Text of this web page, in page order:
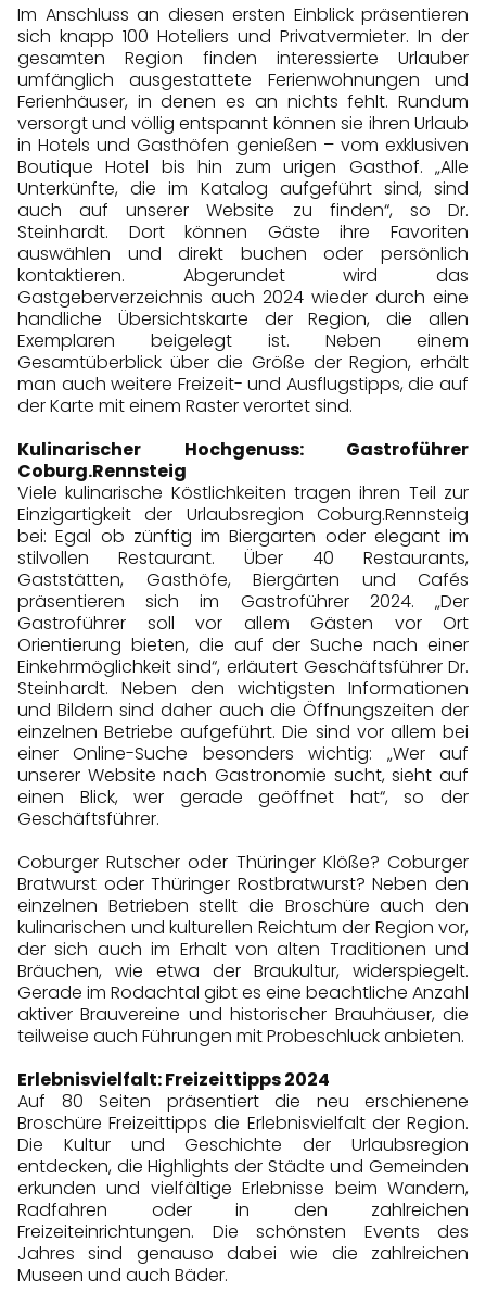
Im Anschluss an diesen ersten Einblick präsentieren
sich knapp 100 Hoteliers und Privatvermieter. In der
gesamten Region finden interessierte Urlauber
umfänglich ausgestattete Ferienwohnungen und
Ferienhäuser, in denen es an nichts fehlt. Rundum
versorgt und völlig entspannt können sie ihren Urlaub
in Hotels und Gasthöfen genießen – vom exklusiven
Boutique Hotel bis hin zum urigen Gasthof. „Alle
Unterkünfte, die im Katalog aufgeführt sind, sind
auch auf unserer Website zu finden“, so Dr.
Steinhardt. Dort können Gäste ihre Favoriten
auswählen und direkt buchen oder persönlich
kontaktieren. Abgerundet wird das
Gastgeberverzeichnis auch 2024 wieder durch eine
handliche Übersichtskarte der Region, die allen
Exemplaren beigelegt ist. Neben einem
Gesamtüberblick über die Größe der Region, erhält
man auch weitere Freizeit- und Ausflugstipps, die auf
der Karte mit einem Raster verortet sind.
Kulinarischer Hochgenuss: Gastroführer
Coburg.Rennsteig
Viele kulinarische Köstlichkeiten tragen ihren Teil zur
Einzigartigkeit der Urlaubsregion Coburg.Rennsteig
bei: Egal ob zünftig im Biergarten oder elegant im
stilvollen Restaurant. Über 40 Restaurants,
Gaststätten, Gasthöfe, Biergärten und Cafés
präsentieren sich im Gastroführer 2024. „Der
Gastroführer soll vor allem Gästen vor Ort
Orientierung bieten, die auf der Suche nach einer
Einkehrmöglichkeit sind“, erläutert Geschäftsführer Dr.
Steinhardt. Neben den wichtigsten Informationen
und Bildern sind daher auch die Öffnungszeiten der
einzelnen Betriebe aufgeführt. Die sind vor allem bei
einer Online-Suche besonders wichtig: „Wer auf
unserer Website nach Gastronomie sucht, sieht auf
einen Blick, wer gerade geöffnet hat“, so der
Geschäftsführer.
Coburger Rutscher oder Thüringer Klöße? Coburger
Bratwurst oder Thüringer Rostbratwurst? Neben den
einzelnen Betrieben stellt die Broschüre auch den
kulinarischen und kulturellen Reichtum der Region vor,
der sich auch im Erhalt von alten Traditionen und
Bräuchen, wie etwa der Braukultur, widerspiegelt.
Gerade im Rodachtal gibt es eine beachtliche Anzahl
aktiver Brauvereine und historischer Brauhäuser, die
teilweise auch Führungen mit Probeschluck anbieten.
Erlebnisvielfalt: Freizeittipps 2024
Auf 80 Seiten präsentiert die neu erschienene
Broschüre Freizeittipps die Erlebnisvielfalt der Region.
Die Kultur und Geschichte der Urlaubsregion
entdecken, die Highlights der Städte und Gemeinden
erkunden und vielfältige Erlebnisse beim Wandern,
Radfahren oder in den zahlreichen
Freizeiteinrichtungen. Die schönsten Events des
Jahres sind genauso dabei wie die zahlreichen
Museen und auch Bäder.